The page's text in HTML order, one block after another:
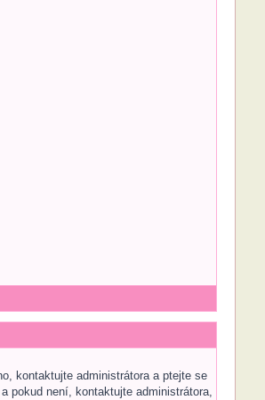
kontaktujte administrátora a ptejte se
pokud není, kontaktujte administrátora,